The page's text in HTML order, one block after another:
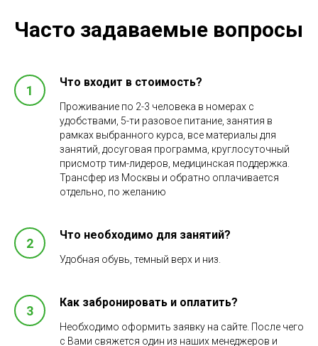
Часто задаваемые вопросы
Что входит в стоимость?
Проживание по 2-3 человека в номерах с
удобствами, 5-ти разовое питание, занятия в
рамках выбранного курса, все материалы для
занятий, досуговая программа, круглосуточный
присмотр тим-лидеров, медицинская поддержка.
Трансфер из Москвы и обратно оплачивается
отдельно, по желанию
Что необходимо для занятий?
Удобная обувь, темный верх и низ.
Как забронировать и оплатить?
Необходимо оформить заявку на сайте. После чего
с Вами свяжется один из наших менеджеров и